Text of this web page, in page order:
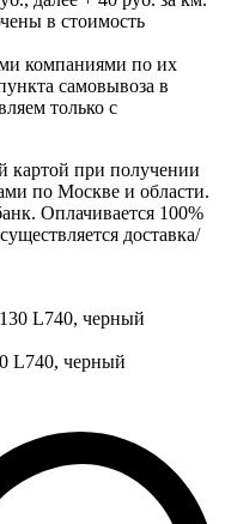
в стоимость
компаниями по их
самовывоза в
только с
картой при получении
по Москве и области.
Оплачивается 100%
доставка/
L740, черный